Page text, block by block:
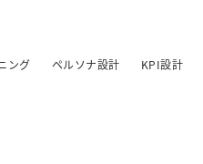
ング ペルソナ設計 KPI設計